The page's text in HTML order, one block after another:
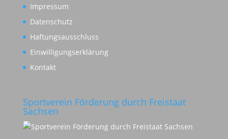
Impressum
Datenschutz
Haftungsausschluss
Einwilligungserklärung
Kontakt
Sportverein Förderung durch Freistaat
Sachsen